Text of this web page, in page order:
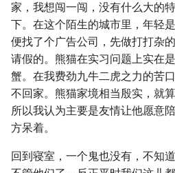
家，我想闯一闯，没有什么大的
下。在这个陌生的城市里，年轻
便找了个广告公司，先做打打杂
请假的。熊猫在实习问题上实在
蟹。在我费劲九牛二虎之力的苦
不回家。熊猫家境相当殷实，就
所以我认为主要是友情让他愿意
方呆着。
回到寝室，一个鬼也没有，不知